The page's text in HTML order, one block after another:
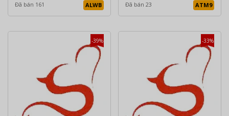
Đã bán 161
ALWB
Đã bán 23
ATM9
-39% -33%